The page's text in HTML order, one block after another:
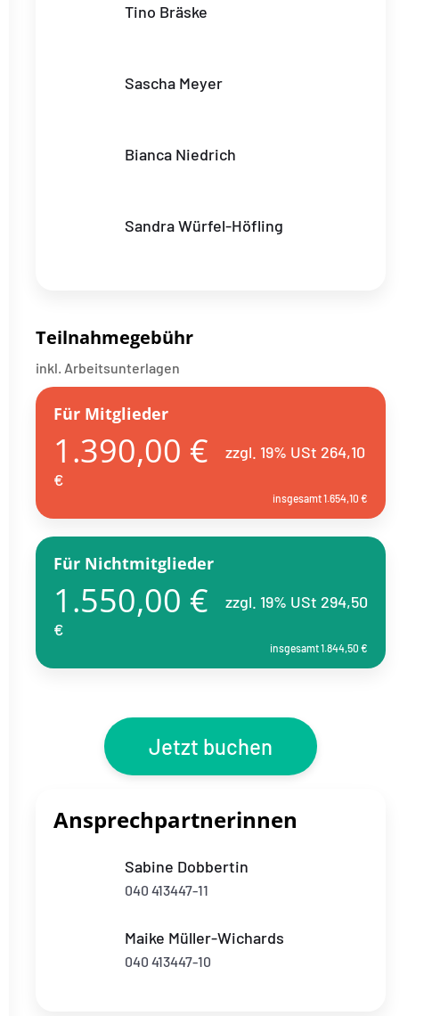
Tino Bräske
Sascha Meyer
Bianca Niedrich
Sandra Würfel-Höfling
Teilnahmegebühr
inkl. Arbeitsunterlagen
Für Mitglieder
1.390,00 €
zzgl. 19% USt 264,10
€
insgesamt 1.654,10 €
Für Nichtmitglieder
1.550,00 €
zzgl. 19% USt 294,50
€
insgesamt 1.844,50 €
Jetzt buchen
Ansprechpartnerinnen
Sabine Dobbertin
040 413447-11
Maike Müller-Wichards
040 413447-10